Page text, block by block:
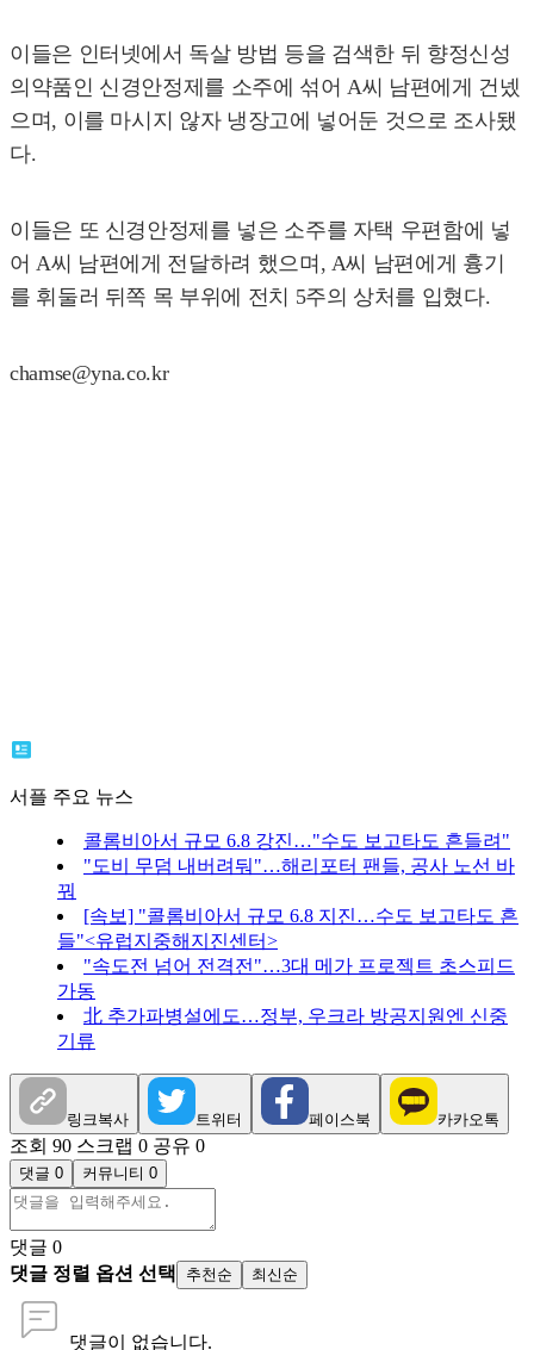
이들은 인터넷에서 독살 방법 등을 검색한 뒤 향정신성
의약품인 신경안정제를 소주에 섞어 A씨 남편에게 건넸
으며, 이를 마시지 않자 냉장고에 넣어둔 것으로 조사됐
다.
이들은 또 신경안정제를 넣은 소주를 자택 우편함에 넣
어 A씨 남편에게 전달하려 했으며, A씨 남편에게 흉기
를 휘둘러 뒤쪽 목 부위에 전치 5주의 상처를 입혔다.
chamse@yna.co.kr
서플 주요 뉴스
콜롬비아서 규모 6.8 강진…"수도 보고타도 흔들려"
"도비 무덤 내버려둬"…해리포터 팬들, 공사 노선 바
꿔
[속보] "콜롬비아서 규모 6.8 지진…수도 보고타도 흔
들"<유럽지중해지진센터>
"속도전 넘어 전격전"…3대 메가 프로젝트 초스피드
가동
北 추가파병설에도…정부, 우크라 방공지원엔 신중
기류
링크복사 트위터 페이스북 카카오톡
조회 90 스크랩 0 공유 0
댓글 0 커뮤니티 0
댓글 0
댓글 정렬 옵션 선택
추천순 최신순
댓글이 없습니다.